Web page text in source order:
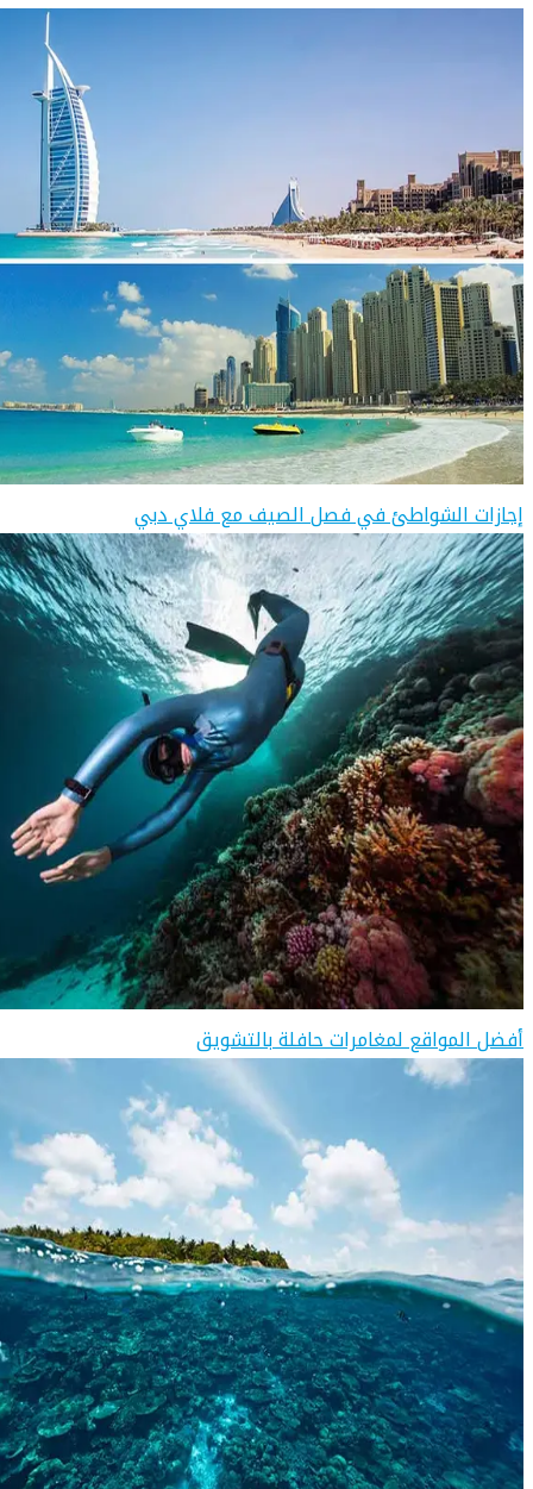
إجازات الشواطئ في فصل الصيف مع فلاي دبي
أفضل المواقع لمغامرات حافلة بالتشويق